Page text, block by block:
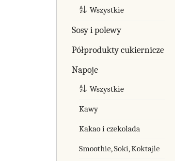
Wszystkie
Sosy i polewy
Półprodukty cukiernicze
Napoje
Wszystkie
Kawy
Kakao i czekolada
Smoothie, Soki, Koktajle